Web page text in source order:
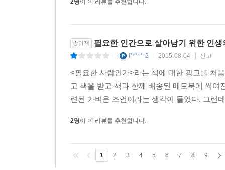
2명이 이 리뷰를 추천합니다.
종이책 필요한 인간으로 살아남기 위한 인생
l******2 2015-08-04 신고
<필요한 사람인가>라는 책에 대한 광고를 처
고 책을 받고 책과 함께 배송된 메모북에 씌
련된 가벼운 조언이라는 생각이 들었다. 그런
2명이 이 리뷰를 추천합니다.
1 2 3 4 5 6 7 8 9